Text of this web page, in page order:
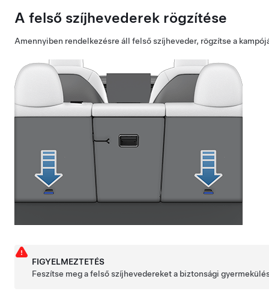
A felső szíjhevederek rögzítése
Amennyiben rendelkezésre áll felső szíjheveder, rögzítse a
FIGYELMEZTETÉS
Feszítse meg a felső szíjhevedereket a biztonsági